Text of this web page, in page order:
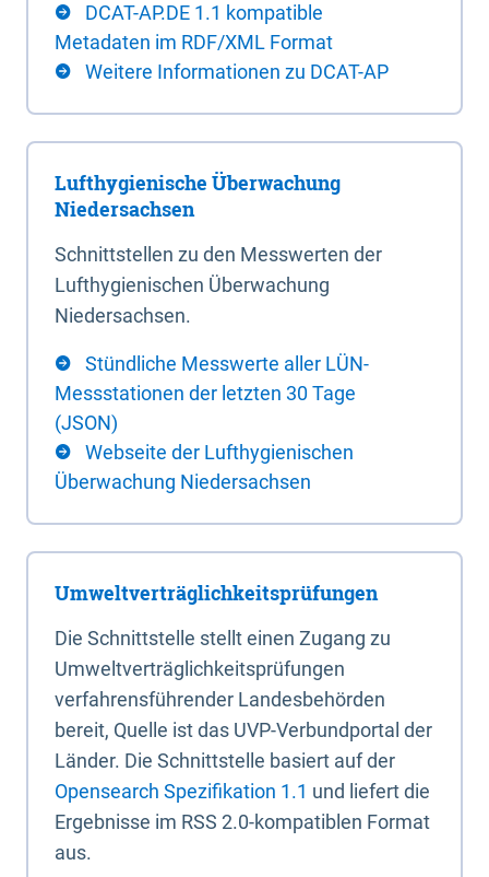
DCAT-AP.DE 1.1 kompatible
Metadaten im RDF/XML Format
Weitere Informationen zu DCAT-AP
Lufthygienische Überwachung
Niedersachsen
Schnittstellen zu den Messwerten der
Lufthygienischen Überwachung
Niedersachsen.
Stündliche Messwerte aller LÜN-
Messstationen der letzten 30 Tage
(JSON)
Webseite der Lufthygienischen
Überwachung Niedersachsen
Umweltverträglichkeitsprüfungen
Die Schnittstelle stellt einen Zugang zu
Umweltverträglichkeitsprüfungen
verfahrensführender Landesbehörden
bereit, Quelle ist das UVP-Verbundportal der
Länder. Die Schnittstelle basiert auf der
Opensearch Spezifikation 1.1 und liefert die
Ergebnisse im RSS 2.0-kompatiblen Format
aus.